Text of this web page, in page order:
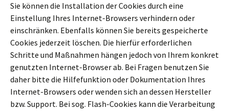
Sie können die Installation der Cookies durch eine
Einstellung Ihres Internet-Browsers verhindern oder
einschränken. Ebenfalls können Sie bereits gespeicherte
Cookies jederzeit löschen. Die hierfür erforderlichen
Schritte und Maßnahmen hängen jedoch von Ihrem konkret
genutzten Internet-Browser ab. Bei Fragen benutzen Sie
daher bitte die Hilfefunktion oder Dokumentation Ihres
Internet-Browsers oder wenden sich an dessen Hersteller
bzw. Support. Bei sog. Flash-Cookies kann die Verarbeitung